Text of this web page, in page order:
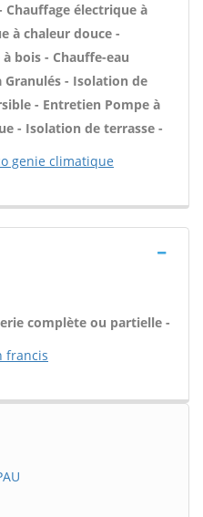
électrique à
à chaleur douce -
bois - Chauffe-eau
- Isolation de
- Entretien Pompe à
- Isolation de terrasse -
genie climatique
complète ou partielle -
francis